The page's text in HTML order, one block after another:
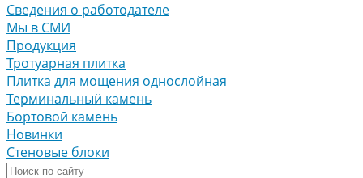
Сведения о работодателе
Мы в СМИ
Продукция
Тротуарная плитка
Плитка для мощения однослойная
Терминальный камень
Бортовой камень
Новинки
Стеновые блоки